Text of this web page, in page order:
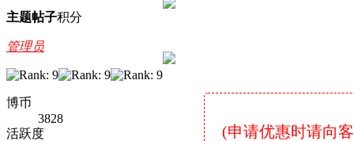
主题帖子积分
管理员
博币
3828
活跃度
(申请优惠时请向